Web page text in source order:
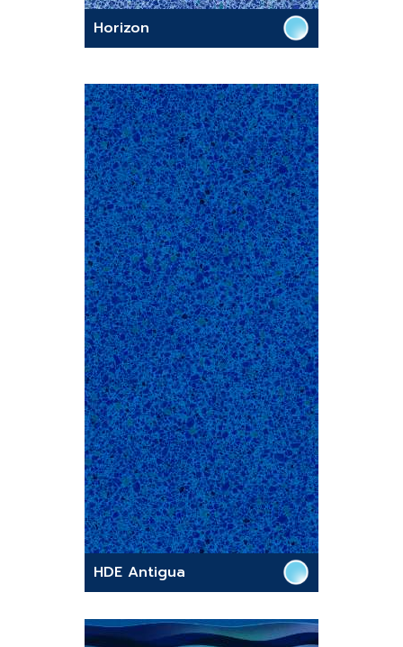
Horizon
HDE Antigua